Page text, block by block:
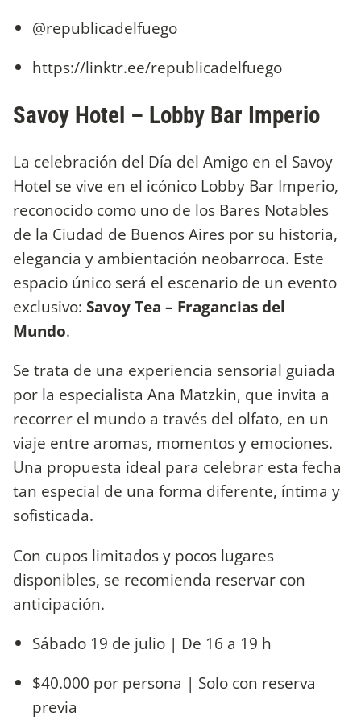
@republicadelfuego
https://linktr.ee/republicadelfuego
Savoy Hotel – Lobby Bar Imperio
La celebración del Día del Amigo en el Savoy
Hotel se vive en el icónico Lobby Bar Imperio,
reconocido como uno de los Bares Notables
de la Ciudad de Buenos Aires por su historia,
elegancia y ambientación neobarroca. Este
espacio único será el escenario de un evento
exclusivo: Savoy Tea – Fragancias del
Mundo.
Se trata de una experiencia sensorial guiada
por la especialista Ana Matzkin, que invita a
recorrer el mundo a través del olfato, en un
viaje entre aromas, momentos y emociones.
Una propuesta ideal para celebrar esta fecha
tan especial de una forma diferente, íntima y
sofisticada.
Con cupos limitados y pocos lugares
disponibles, se recomienda reservar con
anticipación.
Sábado 19 de julio | De 16 a 19 h
$40.000 por persona | Solo con reserva
previa